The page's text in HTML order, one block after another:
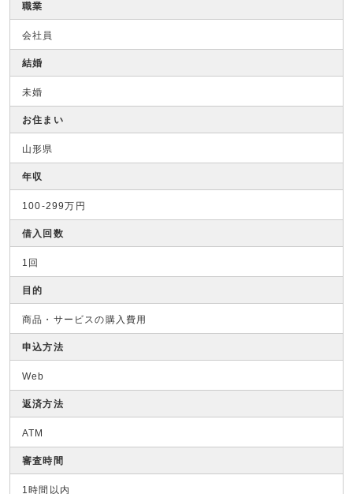
職業
会社員
結婚
未婚
お住まい
山形県
年収
100-299万円
借入回数
1回
目的
商品・サービスの購入費用
申込方法
Web
返済方法
ATM
審査時間
1時間以内